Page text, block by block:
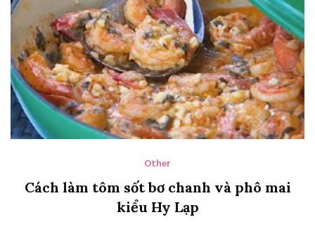
Other
Cách làm tôm sốt bơ chanh và phô mai
kiểu Hy Lạp